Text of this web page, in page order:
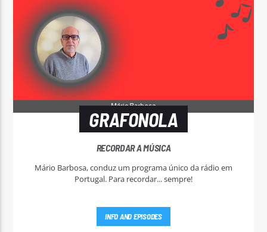
GRAFONOLA
RECORDAR A MÚSICA
Mário Barbosa, conduz um programa único da rádio em
Portugal. Para recordar... sempre!
INFO AND EPISODES